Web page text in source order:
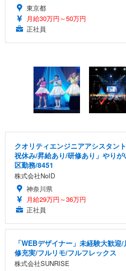
東京都
月給30万円～50万円
正社員
クオリティエンジニアアシスタン
祝休み/昇給あり/研修あり」やり
区勤務/8451
株式会社NoID
神奈川県
月給29万円～36万円
正社員
「WEBデザイナー」未経験大歓
修充実/フルリモ/フルフレックス
株式会社SUNRISE